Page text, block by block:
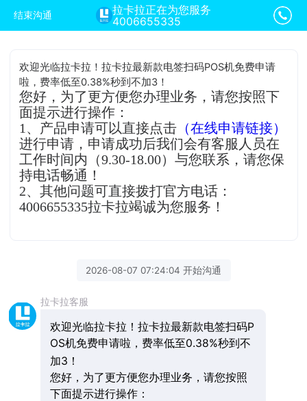
结束沟通
拉卡拉正在为您服务
4006655335
欢迎光临拉卡拉！拉卡拉最新款电签扫码POS机免费申请
啦，费率低至0.38%秒到不加3！
您好，为了更方便您办理业务，请您按照下
面提示进行操作：
1、产品申请可以直接点击 （在线申请链接）
进行申请，申请成功后我们会有客服人员在
工作时间内（9.30-18.00）与您联系，请您保
持电话畅通！
2、其他问题可直接拨打官方电话：
4006655335拉卡拉竭诚为您服务！
2026-08-07 07:24:04 开始沟通
拉卡拉客服
欢迎光临拉卡拉！拉卡拉最新款电签扫码P
OS机免费申请啦，费率低至0.38%秒到不
加3！
您好，为了更方便您办理业务，请您按照
下面提示进行操作：